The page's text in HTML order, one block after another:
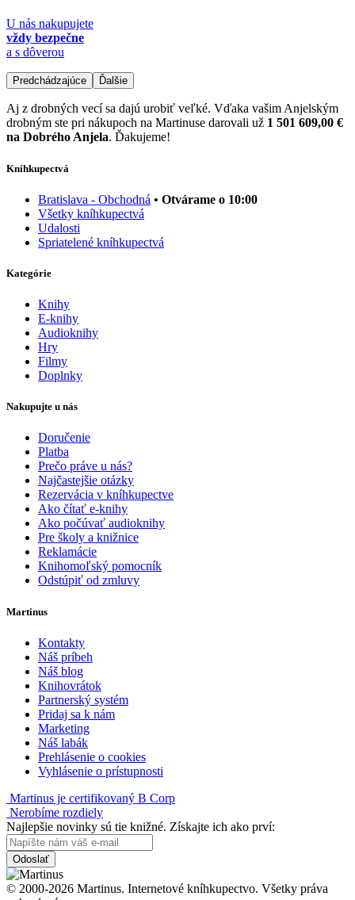
U nás nakupujete
vždy bezpečne
a s dôverou
Predchádzajúce Ďalšie
Aj z drobných vecí sa dajú urobiť veľké. Vďaka vašim Anjelským
drobným ste pri nákupoch na Martinuse darovali už 1 501 609,00 €
na Dobrého Anjela. Ďakujeme!
Kníhkupectvá
Bratislava - Obchodná • Otvárame o 10:00
Všetky kníhkupectvá
Udalosti
Spriatelené kníhkupectvá
Kategórie
Knihy
E-knihy
Audioknihy
Hry
Filmy
Doplnky
Nakupujte u nás
Doručenie
Platba
Prečo práve u nás?
Najčastejšie otázky
Rezervácia v kníhkupectve
Ako čítať e-knihy
Ako počúvať audioknihy
Pre školy a knižnice
Reklamácie
Knihomoľský pomocník
Odstúpiť od zmluvy
Martinus
Kontakty
Náš príbeh
Náš blog
Knihovrátok
Partnerský systém
Pridaj sa k nám
Marketing
Náš labák
Prehlásenie o cookies
Vyhlásenie o prístupnosti
Martinus je certifikovaný B Corp
Nerobíme rozdiely
Najlepšie novinky sú tie knižné. Získajte ich ako prví:
Odoslať
© 2000-2026 Martinus. Internetové kníhkupectvo. Všetky práva